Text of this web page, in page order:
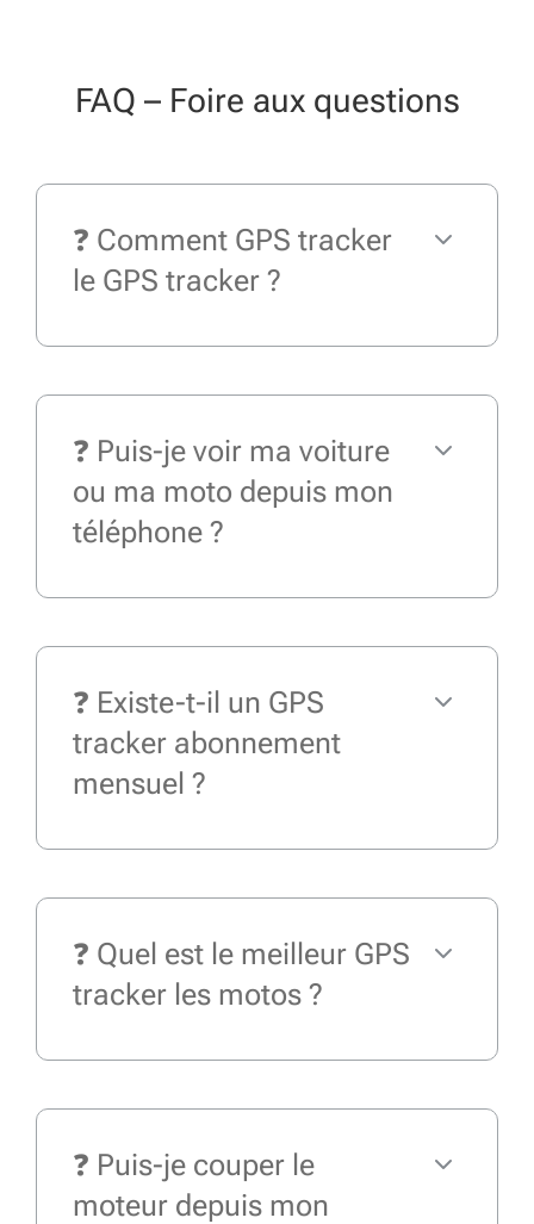
FAQ – Foire aux questions
❓ Comment GPS tracker
le GPS tracker ?
❓ Puis-je voir ma voiture
ou ma moto depuis mon
téléphone ?
❓ Existe-t-il un GPS
tracker abonnement
mensuel ?
❓ Quel est le meilleur GPS
tracker les motos ?
❓ Puis-je couper le
moteur depuis mon